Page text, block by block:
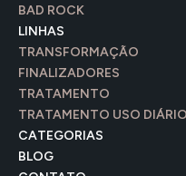
BAD ROCK
LINHAS
TRANSFORMAÇÃO
FINALIZADORES
TRATAMENTO
TRATAMENTO USO DIÁRIO
CATEGORIAS
BLOG